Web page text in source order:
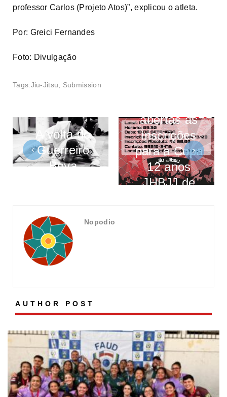
professor Carlos (Projeto Atos)”, explicou o atleta.
Por: Greici Fernandes
Foto: Divulgação
Tags:Jiu-Jitsu Submission
A volta do
Guerreiro
Boya
abertas as
inscrições
para a Copa
12 anos
JHBJJ de
Nopodio
AUTHOR POST